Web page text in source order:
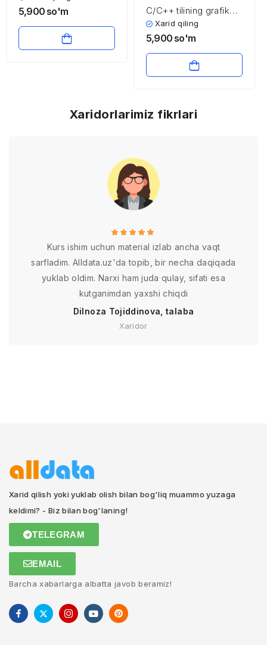
5,900 so'm
C/C++ tilining grafik
imkoniyatlari
Xarid qiling
5,900 so'm
Xaridorlarimiz fikrlari
Kurs ishim uchun material izlab ancha vaqt
sarfladim. Alldata.uz'da topib, bir necha daqiqada
yuklab oldim. Narxi ham juda qulay, sifati esa
kutganimdan yaxshi chiqdi
Dilnoza Tojiddinova, talaba
Xaridor
Xarid qilish yoki yuklab olish bilan bog'liq muammo yuzaga
keldimi? - Biz bilan bog'laning!
TELEGRAM
EMAIL
Barcha xabarlarga albatta javob beramiz!